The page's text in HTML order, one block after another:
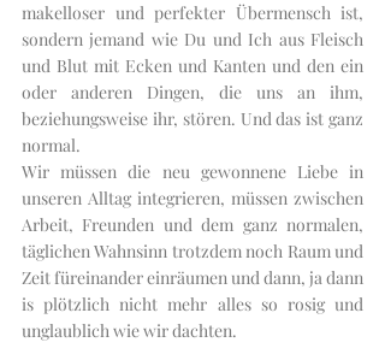
makelloser und perfekter Übermensch ist,
sondern jemand wie Du und Ich aus Fleisch
und Blut mit Ecken und Kanten und den ein
oder anderen Dingen, die uns an ihm,
beziehungsweise ihr, stören. Und das ist ganz
normal.
Wir müssen die neu gewonnene Liebe in
unseren Alltag integrieren, müssen zwischen
Arbeit, Freunden und dem ganz normalen,
täglichen Wahnsinn trotzdem noch Raum und
Zeit füreinander einräumen und dann, ja dann
is plötzlich nicht mehr alles so rosig und
unglaublich wie wir dachten.